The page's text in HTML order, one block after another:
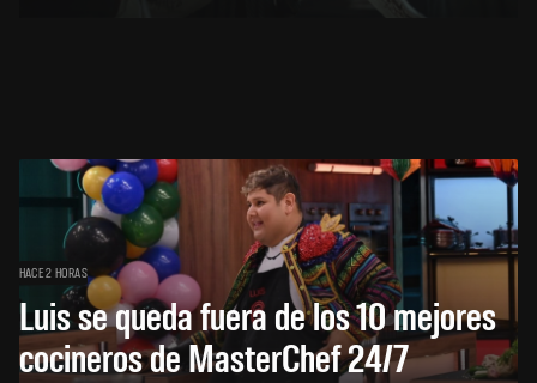
HACE 2 HORAS
Luis se queda fuera de los 10 mejores
cocineros de MasterChef 24/7